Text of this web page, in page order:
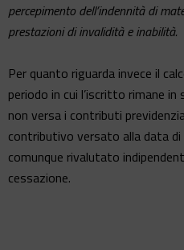
percepimento dell’indennità di
prestazioni di invalidità e inabilità.
Per quanto riguarda invece il
periodo in cui l’iscritto rimane
non versa i contributi
contributivo versato alla data di
comunque rivalutato
cessazione.